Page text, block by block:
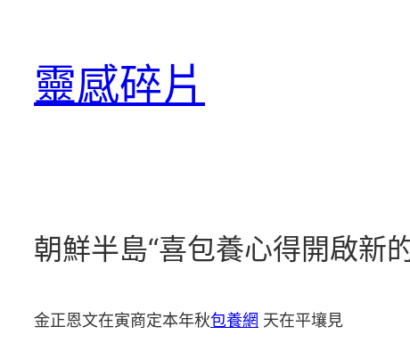
靈感碎片
朝鮮半島“喜包養心得開啟新
金正恩文在寅商定本年秋包養網 天在平壤見